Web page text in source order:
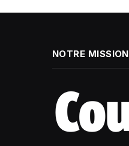
NOTRE MISSION